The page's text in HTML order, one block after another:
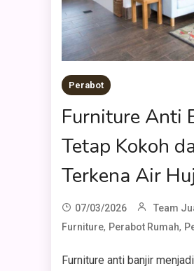
Perabot
Furniture Anti
Tetap Kokoh
Terkena Air
07/03/2026 Team
Furniture, Perabot Rumah,
Furniture anti banjir